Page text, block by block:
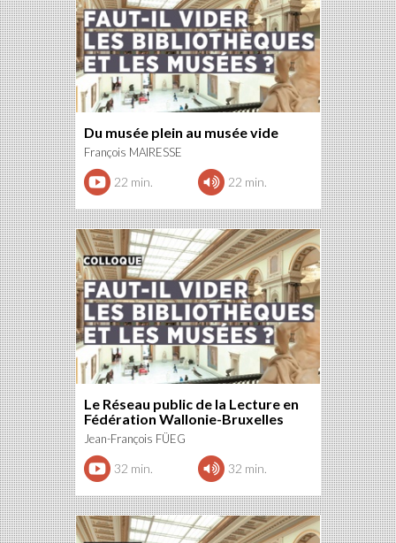
Du musée plein au musée vide
François MAIRESSE
22 min. 22 min.
Le Réseau public de la Lecture en
Fédération Wallonie-Bruxelles
Jean-François FÜEG
32 min. 32 min.